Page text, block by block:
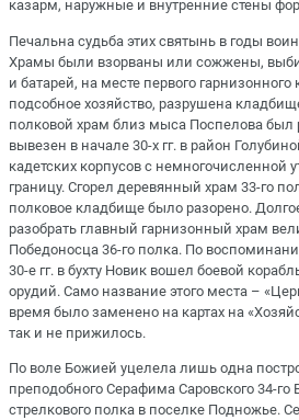
казарм, наружные и внутренние стены
Печальна судьба этих святынь в годы
Храмы были взорваны или сожжены,
и батарей, на месте первого
подсобное хозяйство, разрушена
полковой храм близ мыса Поспелова был
вывезен в начале 30-х гг. в район
кадетских корпусов с немногочисленной
границу. Сгорел деревянный храм 33-го
полковое кладбище было разорено.
разобрать главный гарнизонный храм
Победоносца 36-го полка. По
30-е гг. в бухту Новик вошел боевой
орудий. Само название этого места –
время было заменено на картах на
так и не прижилось.
По воле Божией уцелела лишь одна
преподобного Серафима Саровского 34-го
стрелкового полка в поселке Подножье.